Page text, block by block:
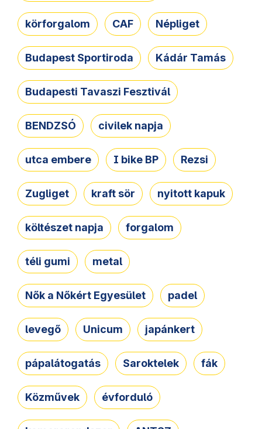
körforgalom CAF Népliget
Budapest Sportiroda Kádár Tamás
Budapesti Tavaszi Fesztivál
BENDZSÓ civilek napja
utca embere I bike BP Rezsi
Zugliget kraft sör nyitott kapuk
költészet napja forgalom
téli gumi metal
Nők a Nőkért Egyesület padel
levegő Unicum japánkert
pápalátogatás Saroktelek fák
Közművek évforduló